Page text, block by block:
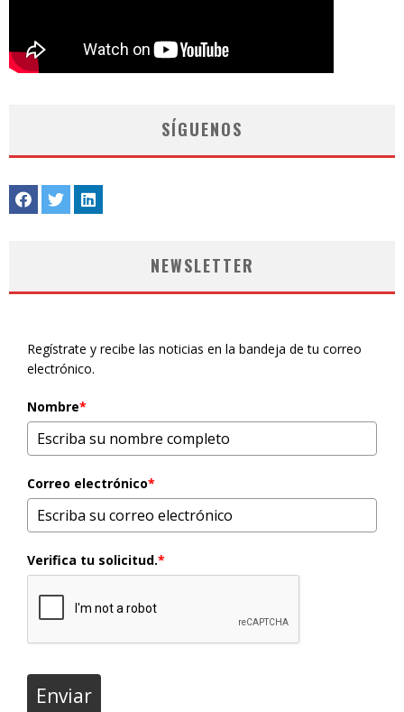
SÍGUENOS
NEWSLETTER
Regístrate y recibe las noticias en la bandeja de tu correo
electrónico.
Nombre*
Correo electrónico*
Verifica tu solicitud.*
Enviar